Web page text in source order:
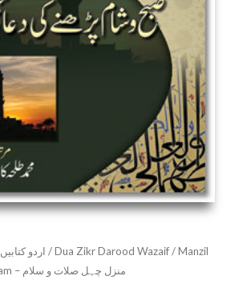
Urdu Books اردو کتابیں /Dua Zikr Darood Wazaif/ Manzil
Chahal Salat Wa Salam – منزل چہل صلات و سلام